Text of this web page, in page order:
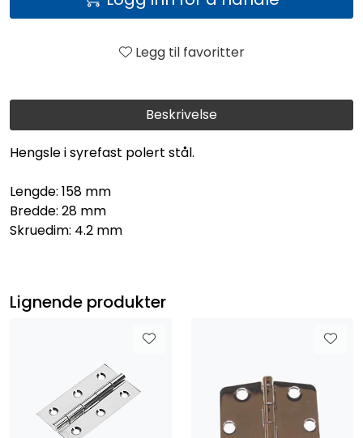
Beskrivelse
Hengsle i syrefast polert stål.
Lengde: 158 mm
Bredde: 28 mm
Skruedim: 4.2 mm
Legg til favoritter
Lignende produkter